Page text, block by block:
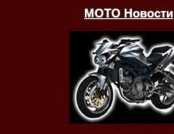
МОТО Новости